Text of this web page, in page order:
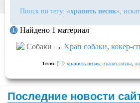
Поиск по тегу: «храпить песик»,
Найдено 1 материал
Собаки → Храп собаки, кокер-
Теги: храпить песик храпит собака
Последние новости